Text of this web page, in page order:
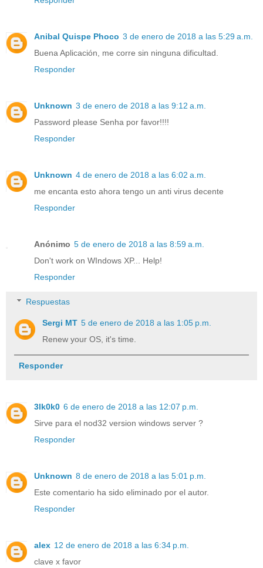
Anibal Quispe Phoco 3 de enero de 2018 a las 5:29 a.m.
Buena Aplicación, me corre sin ninguna dificultad.
Responder
Unknown 3 de enero de 2018 a las 9:12 a.m.
Password please Senha por favor!!!!
Responder
Unknown 4 de enero de 2018 a las 6:02 a.m.
me encanta esto ahora tengo un anti virus decente
Responder
Anónimo 5 de enero de 2018 a las 8:59 a.m.
Don't work on WIndows XP... Help!
Responder
Respuestas
Sergi MT 5 de enero de 2018 a las 1:05 p.m.
Renew your OS, it's time.
Responder
3lk0k0 6 de enero de 2018 a las 12:07 p.m.
Sirve para el nod32 version windows server ?
Responder
Unknown 8 de enero de 2018 a las 5:01 p.m.
Este comentario ha sido eliminado por el autor.
Responder
alex 12 de enero de 2018 a las 6:34 p.m.
clave x favor